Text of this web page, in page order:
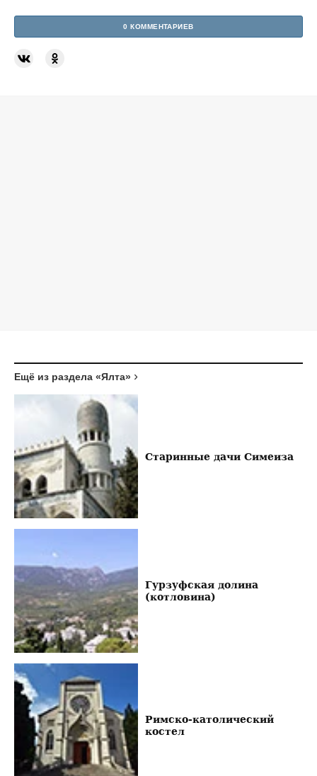
0 КОММЕНТАРИЕВ
Ещё из раздела «Ялта»
Старинные дачи Симеиза
Гурзуфская долина
(котловина)
Римско-католический
костел